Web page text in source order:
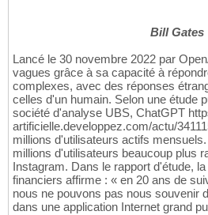
Bill Gates
Lancé le 30 novembre 2022 par
vagues grâce à sa capacité à
complexes, avec des réponses
celles d'un humain. Selon une étude
société d'analyse UBS, ChatGPT
artificielle.developpez.com/actu/
millions d'utilisateurs actifs
millions d'utilisateurs beaucoup plus
Instagram. Dans le rapport d'étude,
financiers affirme : « en 20 ans de
nous ne pouvons pas nous souvenir
dans une application Internet grand